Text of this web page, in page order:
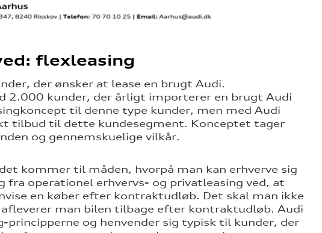
flexleasing
der ønsker at lease en brugt Audi.
2.000 kunder, der årligt importerer en brugt Audi
til denne type kunder, men med Audi
tilbud til dette kundesegment. Konceptet tager
og gennemskuelige vilkår.
kommer til måden, hvorpå man kan erhverve sig
fra operationel erhvervs- og privatleasing ved, at
en køber efter kontraktudløb. Det skal man ikke
man bilen tilbage efter kontraktudløb. Audi
principperne og henvender sig typisk til kunder, der